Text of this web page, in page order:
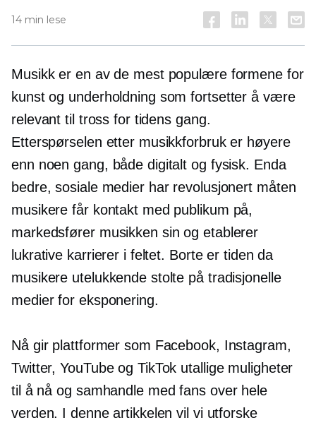
14 min lese
Musikk er en av de mest populære formene for
kunst og underholdning som fortsetter å være
relevant til tross for tidens gang.
Etterspørselen etter musikkforbruk er høyere
enn noen gang, både digitalt og fysisk. Enda
bedre, sosiale medier har revolusjonert måten
musikere får kontakt med publikum på,
markedsfører musikken sin og etablerer
lukrative karrierer i feltet. Borte er tiden da
musikere utelukkende stolte på tradisjonelle
medier for eksponering.
Nå gir plattformer som Facebook, Instagram,
Twitter, YouTube og TikTok utallige muligheter
til å nå og samhandle med fans over hele
verden. I denne artikkelen vil vi utforske